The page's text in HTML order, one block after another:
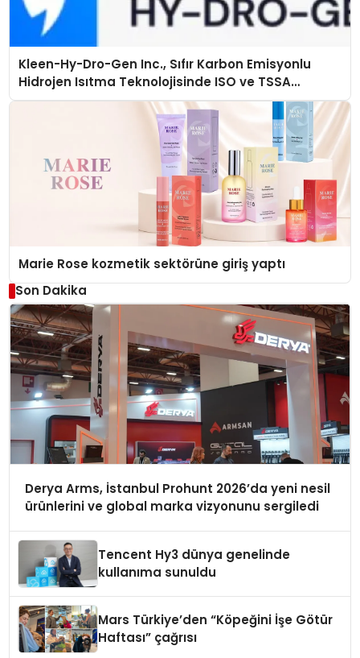
Kleen-Hy-Dro-Gen Inc., Sıfır Karbon Emisyonlu
Hidrojen Isıtma Teknolojisinde ISO ve TSSA
Düzenleyici Onaylarını Aldı
Marie Rose kozmetik sektörüne giriş yaptı
Son Dakika
Derya Arms, İstanbul Prohunt 2026’da yeni nesil
ürünlerini ve global marka vizyonunu sergiledi
Tencent Hy3 dünya genelinde
kullanıma sunuldu
Mars Türkiye’den “Köpeğini İşe Götür
Haftası” çağrısı